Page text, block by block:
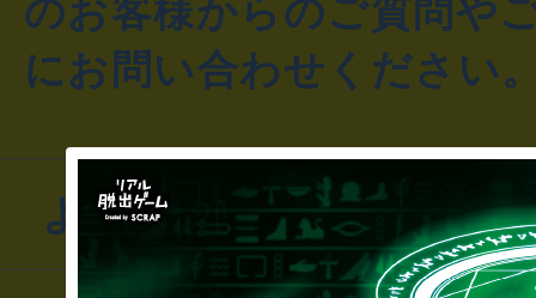
のお客様からのご質問や
にお問い合わせください
よくあるお問い合わせ